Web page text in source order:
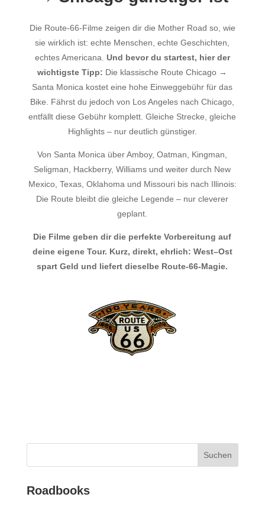
Die Route-66-Filme zeigen dir die Mother Road so, wie
sie wirklich ist: echte Menschen, echte Geschichten,
echtes Americana. Und bevor du startest, hier der
wichtigste Tipp: Die klassische Route Chicago →
Santa Monica kostet eine hohe Einweggebühr für das
Bike. Fährst du jedoch von Los Angeles nach Chicago,
entfällt diese Gebühr komplett. Gleiche Strecke, gleiche
Highlights – nur deutlich günstiger.
Von Santa Monica über Amboy, Oatman, Kingman,
Seligman, Hackberry, Williams und weiter durch New
Mexico, Texas, Oklahoma und Missouri bis nach Illinois:
Die Route bleibt die gleiche Legende – nur cleverer
geplant.
Die Filme geben dir die perfekte Vorbereitung auf
deine eigene Tour. Kurz, direkt, ehrlich: West–Ost
spart Geld und liefert dieselbe Route-66-Magie.
Suchen
Roadbooks